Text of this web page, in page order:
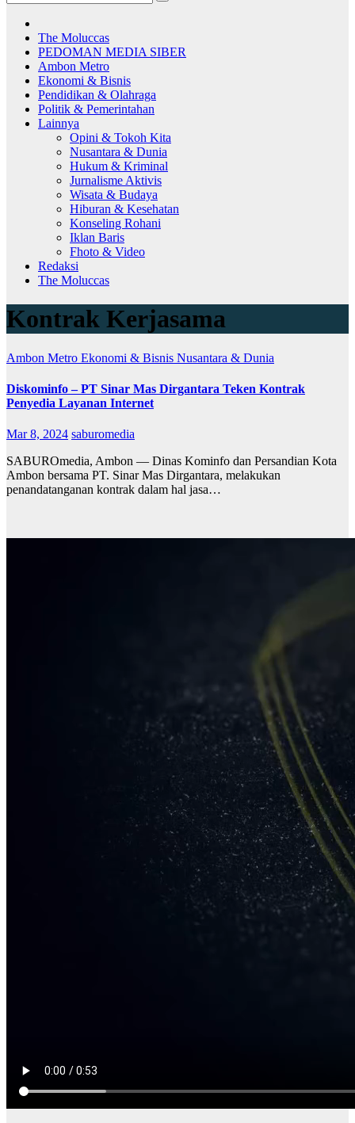
The Moluccas
PEDOMAN MEDIA SIBER
Ambon Metro
Ekonomi & Bisnis
Pendidikan & Olahraga
Politik & Pemerintahan
Lainnya
Opini & Tokoh Kita
Nusantara & Dunia
Hukum & Kriminal
Jurnalisme Aktivis
Wisata & Budaya
Hiburan & Kesehatan
Konseling Rohani
Iklan Baris
Fhoto & Video
Redaksi
The Moluccas
Kontrak Kerjasama
Ambon Metro Ekonomi & Bisnis Nusantara & Dunia
Diskominfo – PT Sinar Mas Dirgantara Teken Kontrak
Penyedia Layanan Internet
Mar 8, 2024 saburomedia
SABUROmedia, Ambon — Dinas Kominfo dan Persandian Kota
Ambon bersama PT. Sinar Mas Dirgantara, melakukan
penandatanganan kontrak dalam hal jasa…